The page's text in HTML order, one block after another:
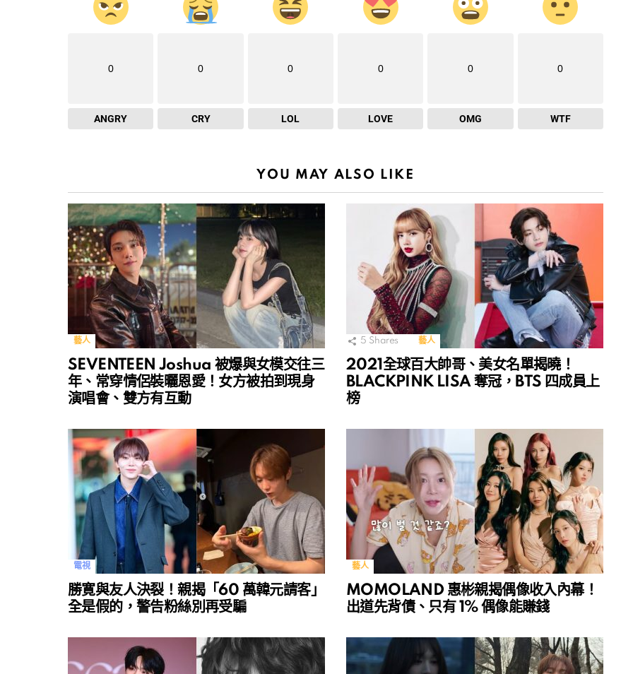
0
ANGRY
0
CRY
0
LOL
0
LOVE
0
OMG
0
WTF
YOU MAY ALSO LIKE
藝人
SEVENTEEN Joshua 被爆與女模交往三
年、常穿情侶裝曬恩愛！女方被拍到現身
演唱會、雙方有互動
5 Shares 藝人
2021全球百大帥哥、美女名單揭曉！
BLACKPINK LISA 奪冠，BTS 四成員上
榜
電視
勝寛與友人決裂！親揭「60 萬韓元請客」
全是假的，警告粉絲別再受騙
藝人
MOMOLAND 惠彬親揭偶像收入內幕！
出道先背債、只有 1% 偶像能賺錢